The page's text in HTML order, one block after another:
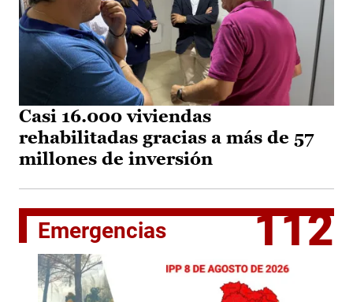
Casi 16.000 viviendas
rehabilitadas gracias a más de 57
millones de inversión
Emergencias 112